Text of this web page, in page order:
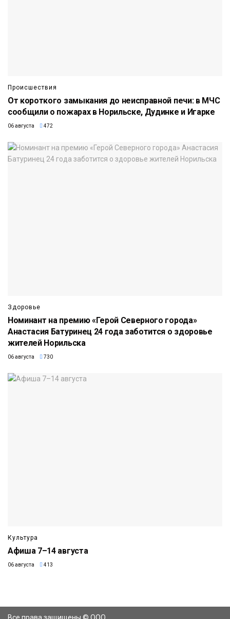
Происшествия
От короткого замыкания до неисправной печи: в МЧС
сообщили о пожарах в Норильске, Дудинке и Игарке
06 августа 472
Здоровье
Номинант на премию «Герой Северного города»
Анастасия Батуринец 24 года заботится о здоровье
жителей Норильска
06 августа 730
Культура
Афиша 7–14 августа
06 августа 413